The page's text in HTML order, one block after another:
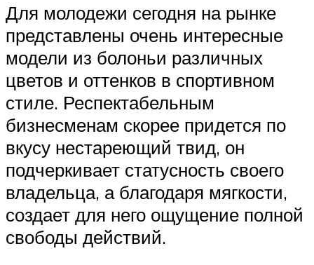
Для молодежи сегодня на рынке
представлены очень интересные
модели из болоньи различных
цветов и оттенков в спортивном
стиле. Респектабельным
бизнесменам скорее придется по
вкусу нестареющий твид, он
подчеркивает статусность своего
владельца, а благодаря мягкости,
создает для него ощущение полной
свободы действий.